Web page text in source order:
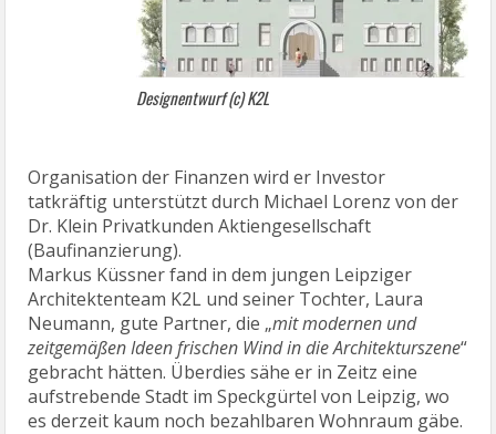
Designentwurf (c) K2L
Organisation der Finanzen wird er Investor
tatkräftig unterstützt durch Michael Lorenz von der
Dr. Klein Privatkunden Aktiengesellschaft
(Baufinanzierung).
Markus Küssner fand in dem jungen Leipziger
Architektenteam K2L und seiner Tochter, Laura
Neumann, gute Partner, die „mit modernen und
zeitgemäßen Ideen frischen Wind in die Architekturszene“
gebracht hätten. Überdies sähe er in Zeitz eine
aufstrebende Stadt im Speckgürtel von Leipzig, wo
es derzeit kaum noch bezahlbaren Wohnraum gäbe.